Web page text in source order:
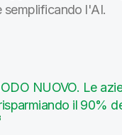
semplificando l'AI.
NUOVO. Le
il 90%